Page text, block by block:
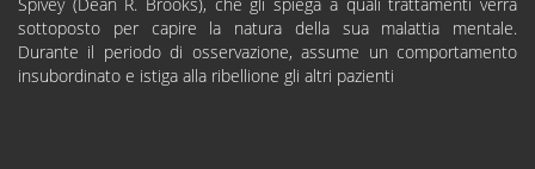
sottoposto per capire la natura della sua malattia mentale.
Durante il periodo di osservazione, assume un comportamento
insubordinato e istiga alla ribellione gli altri pazienti